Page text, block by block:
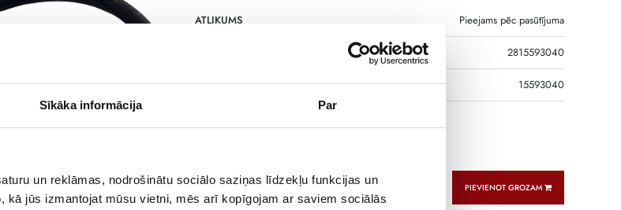
Sīkāka informācija Par
un reklāmas, nodrošinātu sociālo saziņas līdzekļu funkcijas un
kā jūs izmantojat mūsu vietni, mēs arī kopīgojam ar saviem sociālās
ATLIKUMS Pieejams pēc pasūtījuma
2815593040
RAŽOTĀJA KODS 15593040
PIEVIENOT GROZAM